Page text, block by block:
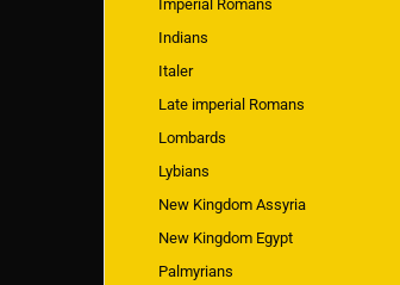
Imperial Romans
Indians
Italer
Late imperial Romans
Lombards
Lybians
New Kingdom Assyria
New Kingdom Egypt
Palmyrians